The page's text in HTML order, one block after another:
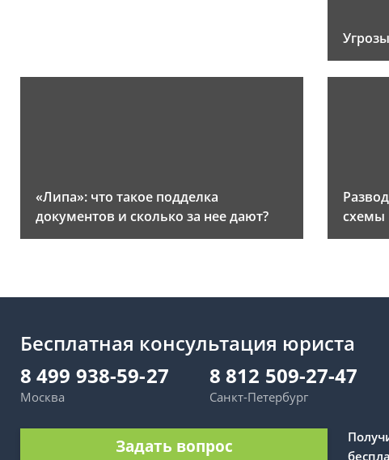
«Липа»: что такое подделка
документов и сколько за нее дают?
схемы
Бесплатная консультация юриста
8 499 938-59-27
Москва
8 812 509-27-47
Санкт-Петербург
Задать вопрос